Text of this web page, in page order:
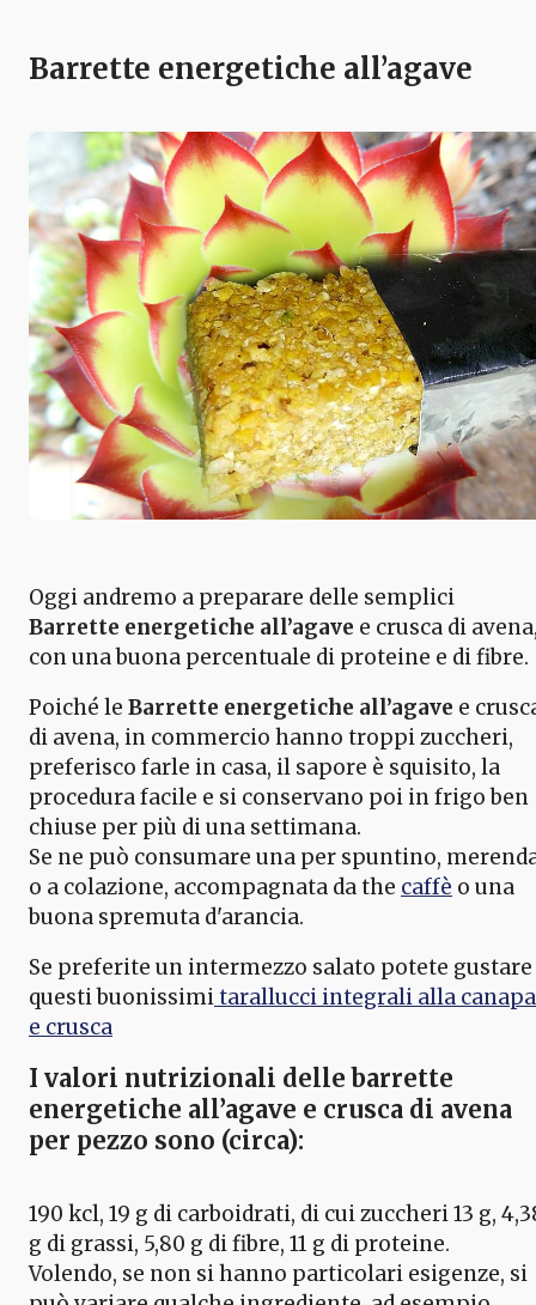
Barrette energetiche all’agave
Oggi andremo a preparare delle semplici
Barrette energetiche all’agave e crusca di
con una buona percentuale di proteine e di fibre.
Poiché le Barrette energetiche all’agave e
di avena, in commercio hanno troppi zuccheri,
preferisco farle in casa, il sapore è squisito, la
procedura facile e si conservano poi in frigo ben
chiuse per più di una settimana.
Se ne può consumare una per spuntino,
o a colazione, accompagnata da the caffè o una
buona spremuta d'arancia.
Se preferite un intermezzo salato potete gustare
questi buonissimitarallucci integrali alla canapa
e crusca
I valori nutrizionali delle barrette
energetiche all’agave e crusca di avena
per pezzo sono (circa):
190 kcl, 19 g di carboidrati, di cui zuccheri 13 g,
g di grassi, 5,80 g di fibre, 11 g di proteine.
Volendo, se non si hanno particolari esigenze, si